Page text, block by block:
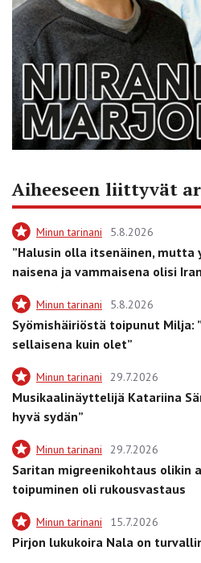
Aiheeseen liittyvät
Minun tarinani 5.8.2026
”Halusin olla itsenäinen, mutta
naisena ja vammaisena olisi
Minun tarinani 5.8.2026
Syömishäiriöstä toipunut Milja:
sellaisena kuin olet”
Minun tarinani 29.7.2026
Musikaalinäyttelijä Katariina
hyvä sydän”
Minun tarinani 29.7.2026
Saritan migreenikohtaus olikin
toipuminen oli rukousvastaus
Minun tarinani 15.7.2026
Pirjon lukukoira Nala on